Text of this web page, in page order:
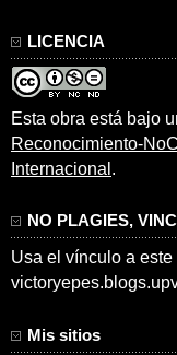
LICENCIA
Esta obra está bajo
Reconocimiento-
Internacional .
NO PLAGIES,
Usa el vínculo a
Mis sitios